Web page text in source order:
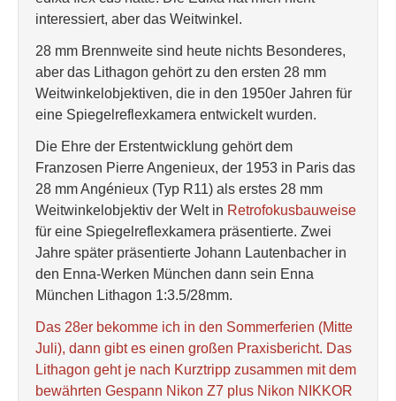
interessiert, aber das Weitwinkel.
28 mm Brennweite sind heute nichts Besonderes,
aber das Lithagon gehört zu den ersten 28 mm
Weitwinkelobjektiven, die in den 1950er Jahren für
eine Spiegelreflexkamera entwickelt wurden.
Die Ehre der Erstentwicklung gehört dem
Franzosen Pierre Angenieux, der 1953 in Paris das
28 mm Angénieux (Typ R11) als erstes 28 mm
Weitwinkelobjektiv der Welt in Retrofokusbauweise
für eine Spiegelreflexkamera präsentierte. Zwei
Jahre später präsentierte Johann Lautenbacher in
den Enna-Werken München dann sein Enna
München Lithagon 1:3.5/28mm.
Das 28er bekomme ich in den Sommerferien (Mitte
Juli), dann gibt es einen großen Praxisbericht. Das
Lithagon geht je nach Kurztripp zusammen mit dem
bewährten Gespann Nikon Z7 plus Nikon NIKKOR